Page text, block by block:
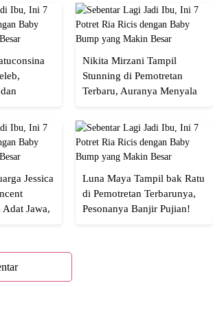
Nikita Mirzani Tampil
Stunning di Pemotretan
Terbaru, Auranya Menyala
Jessica
Adat Jawa,
Luna Maya Tampil bak Ratu
di Pemotretan Terbarunya,
Pesonanya Banjir Pujian!